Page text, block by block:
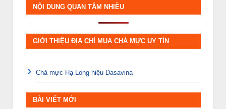
NỘI DUNG QUAN TÂM NHIỀU
GIỚI THIỆU ĐỊA CHỈ MUA CHẢ MỰC UY TÍN
Chả mực Hạ Long hiệu Dasavina
BÀI VIẾT MỚI